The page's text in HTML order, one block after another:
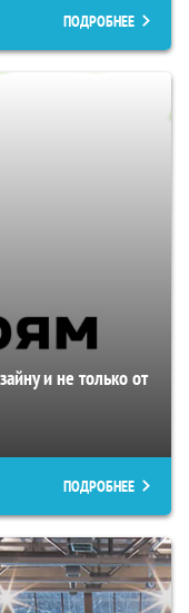
ПОДРОБНЕЕ
и не только от
ПОДРОБНЕЕ